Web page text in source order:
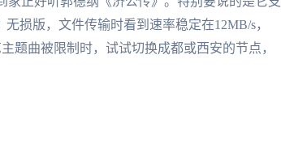
损版，文件传输时看到速率稳定在12MB/s，
题曲被限制时，试试切换成都或西安的节点，